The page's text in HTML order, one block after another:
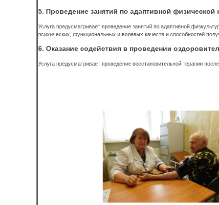
5. Проведение занятий по адаптивной физической
Услуга предусматривает проведение занятий по адаптивной
психических, функциональных и волевых качеств и способностей
6. Оказание содействия в проведении
Услуга предусматривает проведение восстановительной терапии